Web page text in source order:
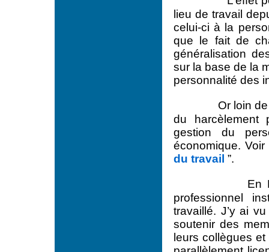
lieu de travail
celui-ci à la
que le fait de
généralisation
sur la base de la
personnalité des
Or loin
du harcèlement
gestion du
économique.
du travail ”.
En
professionnel
travaillé. J’y ai
soutenir des
leurs collègues